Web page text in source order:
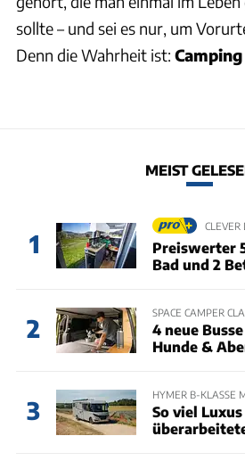
sollte – und sei es nur, um
Denn die Wahrheit ist:
MEIST
1
Preiswerter
Bad und 2
2
SPACE CAMPER
4 neue
Hunde &
3
HYMER B-KLASSE
So viel